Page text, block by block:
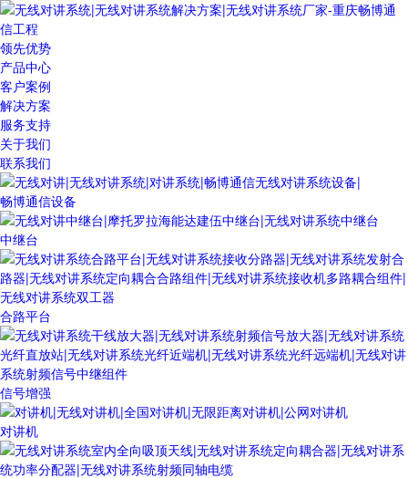
领先优势
产品中心
客户案例
解决方案
服务支持
关于我们
联系我们
畅博通信设备
中继台
合路平台
信号增强
对讲机